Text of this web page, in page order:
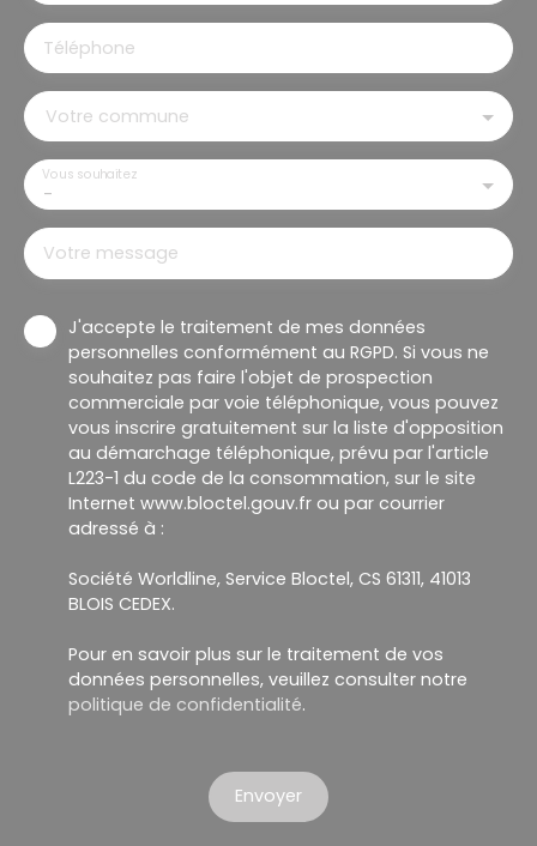
Téléphone
Votre commune
-
Vous souhaitez
Votre message
J'accepte le traitement de mes données
personnelles conformément au RGPD. Si vous ne
souhaitez pas faire l'objet de prospection
commerciale par voie téléphonique, vous pouvez
vous inscrire gratuitement sur la liste d'opposition
au démarchage téléphonique, prévu par l'article
L223-1 du code de la consommation, sur le site
Internet www.bloctel.gouv.fr ou par courrier
adressé à :
Société Worldline, Service Bloctel, CS 61311, 41013
BLOIS CEDEX.
Pour en savoir plus sur le traitement de vos
données personnelles, veuillez consulter notre
politique de confidentialité.
Envoyer